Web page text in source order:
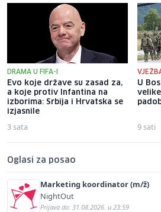
DRAMA U FIFA-I
Evo koje države su zasad za,
a koje protiv Infantina na
izborima: Srbija i Hrvatska se
izjasnile
3 sata
U
9 sati
Oglasi za posao
Marketing koordinator (m/ž)
NightOut
Prijava do: 31.08.2026. u 23:59